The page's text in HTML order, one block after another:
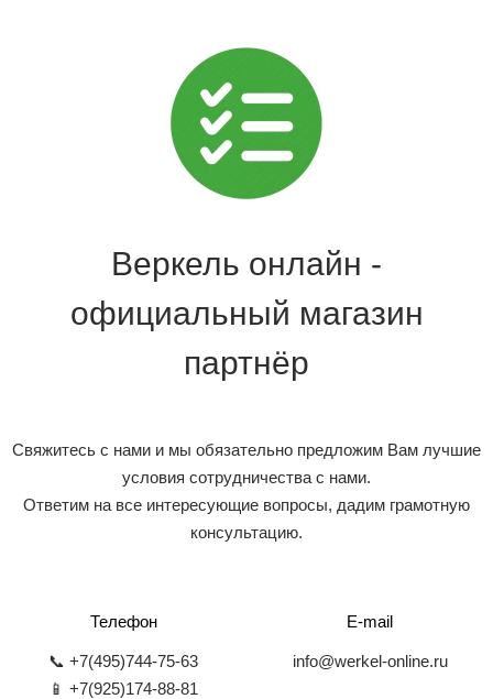
Веркель онлайн -
официальный магазин
партнёр
Свяжитесь с нами и мы обязательно предложим Вам лучшие
условия сотрудничества с нами.
Ответим на все интересующие вопросы, дадим грамотную
консультацию.
Телефон
📞 +7(495)744-75-63
📱 +7(925)174-88-81
E-mail
info@werkel-online.ru